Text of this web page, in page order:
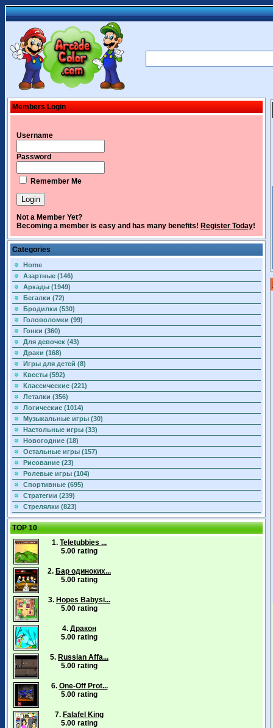
Members Login
Username
Password
Remember Me
Not a Member Yet?
Becoming a member is easy and has many benefits! Register Today!
Categories
Home
Азартные (146)
Аркады (1949)
Бегалки (72)
Бродилки (530)
Головоломки (99)
Гонки (360)
Для девочек (43)
Драки (168)
Игры для детей (8)
Квесты (592)
Классические (221)
Леталки (356)
Логические (1014)
Музыкальные игры (30)
Настольные игры (33)
Новогодние (18)
Остальные игры (157)
Рисование (23)
Ролевые игры (104)
Спортивные (695)
Стратегии (239)
Стрелялки (823)
TOP 10
1. Teletubbies ...
5.00 rating
2. Бар одиноких...
5.00 rating
3. Hopes Babysi...
5.00 rating
4. Дракон
5.00 rating
5. Russian Affa...
5.00 rating
6. One-Off Prot...
5.00 rating
7. Falafel King
5.00 rating